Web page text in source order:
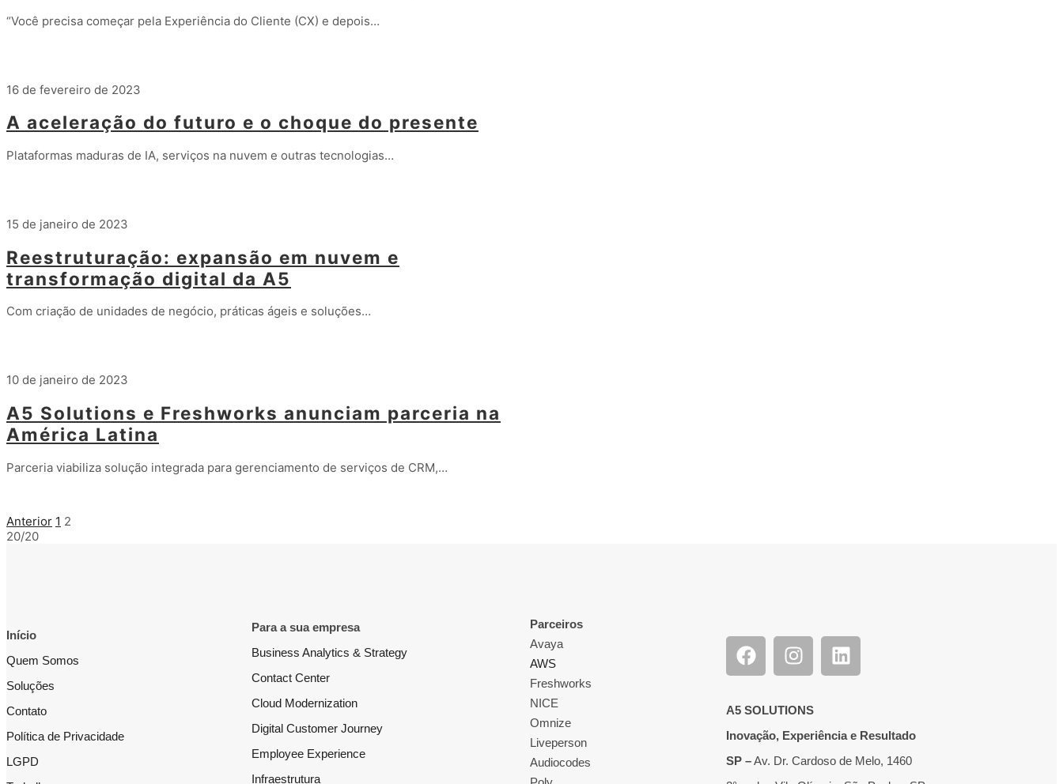
“Você precisa começar pela Experiência do Cliente (CX) e depois…
16 de fevereiro de 2023
A aceleração do futuro e o choque do presente
Plataformas maduras de IA, serviços na nuvem e outras tecnologias…
15 de janeiro de 2023
Reestruturação: expansão em nuvem e
transformação digital da A5
Com criação de unidades de negócio, práticas ágeis e soluções…
10 de janeiro de 2023
A5 Solutions e Freshworks anunciam parceria na
América Latina
Parceria viabiliza solução integrada para gerenciamento de serviços de CRM,…
Anterior 1 2
20/20
Início
Quem Somos
Soluções
Contato
Política de Privacidade
LGPD
Para a sua empresa
Business Analytics & Strategy
Contact Center
Cloud Modernization
Digital Customer Journey
Employee Experience
Infraestrutura
Parceiros
Avaya
AWS
Freshworks
NICE
Omnize
Liveperson
Audiocodes
A5 SOLUTIONS
Inovação, Experiência e Resultado
SP –Av. Dr. Cardoso de Melo, 1460